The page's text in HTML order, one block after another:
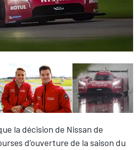
la décision de Nissan de
d’ouverture de la saison du